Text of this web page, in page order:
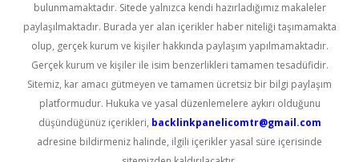
bulunmamaktadır. Sitede yalnızca kendi hazırladığımız makaleler
paylaşılmaktadır. Burada yer alan içerikler haber niteliği taşımamakta
olup, gerçek kurum ve kişiler hakkında paylaşım yapılmamaktadır.
Gerçek kurum ve kişiler ile isim benzerlikleri tamamen tesadüfidir.
Sitemiz, kar amacı gütmeyen ve tamamen ücretsiz bir bilgi paylaşım
platformudur. Hukuka ve yasal düzenlemelere aykırı olduğunu
düşündüğünüz içerikleri, backlinkpanelicomtr@gmail.com
adresine bildirmeniz halinde, ilgili içerikler yasal süre içerisinde